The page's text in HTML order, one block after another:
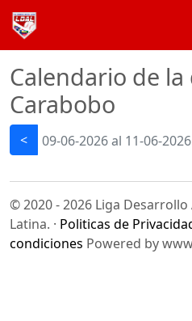
Calendario de
Carabobo
< 09-06-2026 al 11-06-2026
© 2020 - 2026 Liga Desarrollo
Latina. · Politicas de
condiciones Powered by